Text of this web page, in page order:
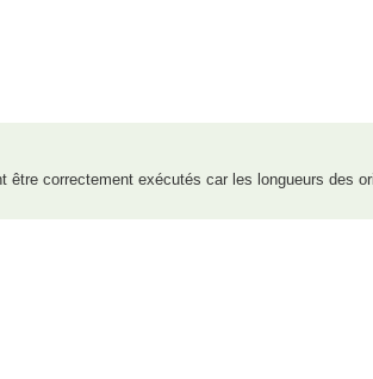
être correctement exécutés car les longueurs des